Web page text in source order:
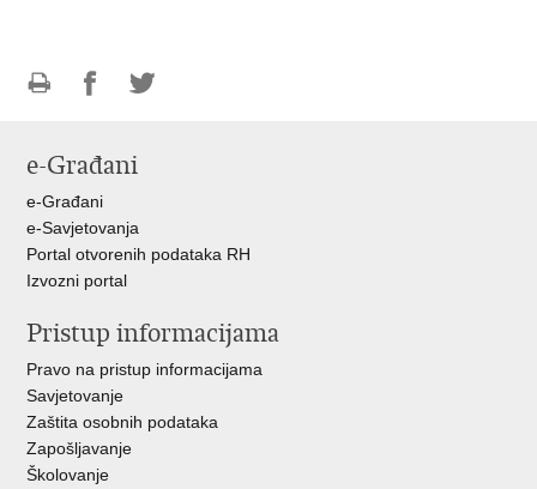
FacebookuTwitteru
e-Građani
e-Građani
e-Savjetovanja
Portal otvorenih podataka RH
Izvozni portal
Pristup informacijama
Pravo na pristup informacijama
Savjetovanje
Zaštita osobnih podataka
Zapošljavanje
Školovanje